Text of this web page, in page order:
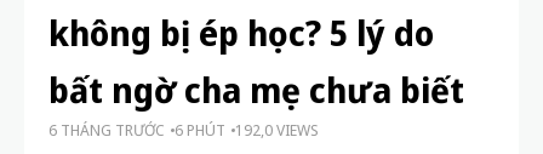
không bị ép học? 5 lý do
bất ngờ cha mẹ chưa biết
6 THÁNG TRƯỚC 6 PHÚT 192,0 VIEWS